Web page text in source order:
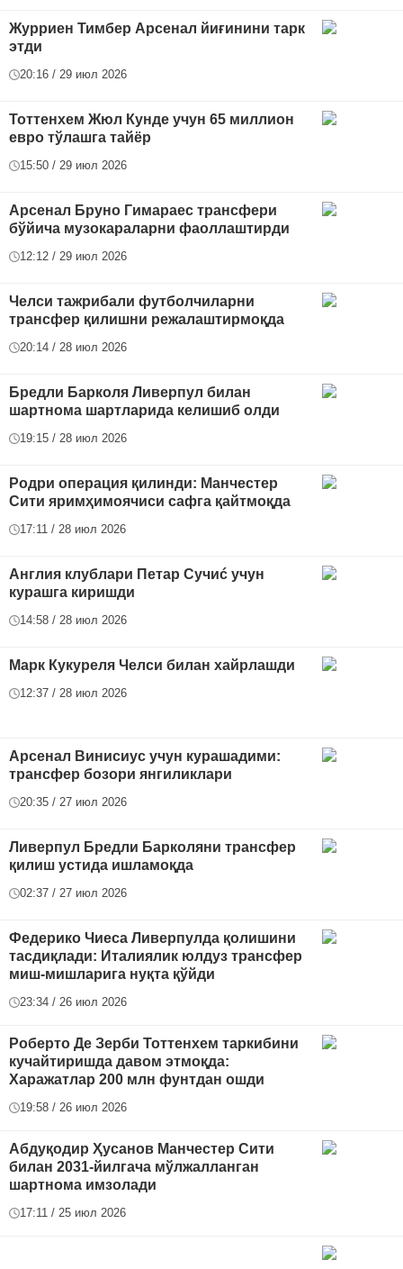
Журриен Тимбер Арсенал йиғинини тарк
этди
20:16 / 29 июл 2026
Тоттенхем Жюл Кунде учун 65 миллион
евро тўлашга тайёр
15:50 / 29 июл 2026
Арсенал Бруно Гимараес трансфери
бўйича музокараларни фаоллаштирди
12:12 / 29 июл 2026
Челси тажрибали футболчиларни
трансфер қилишни режалаштирмоқда
20:14 / 28 июл 2026
Бредли Барколя Ливерпул билан
шартнома шартларида келишиб олди
19:15 / 28 июл 2026
Родри операция қилинди: Манчестер
Сити яримҳимоячиси сафга қайтмоқда
17:11 / 28 июл 2026
Англия клублари Петар Сучиć учун
курашга киришди
14:58 / 28 июл 2026
Марк Кукуреля Челси билан хайрлашди
12:37 / 28 июл 2026
Арсенал Винисиус учун курашадими:
трансфер бозори янгиликлари
20:35 / 27 июл 2026
Ливерпул Бредли Барколяни трансфер
қилиш устида ишламоқда
02:37 / 27 июл 2026
Федерико Чиеса Ливерпулда қолишини
тасдиқлади: Италиялик юлдуз трансфер
миш-мишларига нуқта қўйди
23:34 / 26 июл 2026
Роберто Де Зерби Тоттенхем таркибини
кучайтиришда давом этмоқда:
Харажатлар 200 млн фунтдан ошди
19:58 / 26 июл 2026
Абдуқодир Ҳусанов Манчестер Сити
билан 2031-йилгача мўлжалланган
шартнома имзолади
17:11 / 25 июл 2026